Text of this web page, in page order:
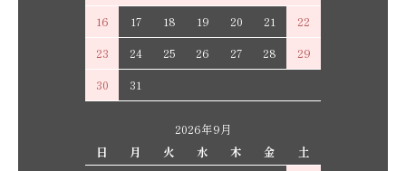
16
17 18 19 20 21
22
23
24 25 26 27 28
29
30
31
2026年9月
日
月 火 水 木 金
土